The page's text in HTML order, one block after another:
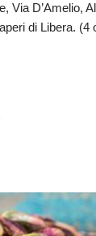
Via D’Amelio,
di Libera.